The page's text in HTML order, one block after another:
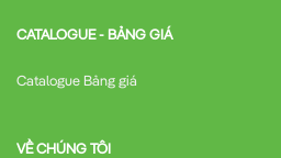
CATALOGUE - BẢNG GIÁ
Catalogue Bảng giá
VỀ CHÚNG TÔI